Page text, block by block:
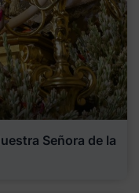
Señora de la